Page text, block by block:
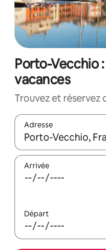
Porto-Vecchio
vacances
Trouvez et réservez
Adresse
Lorsque les
Arrivée
Départ